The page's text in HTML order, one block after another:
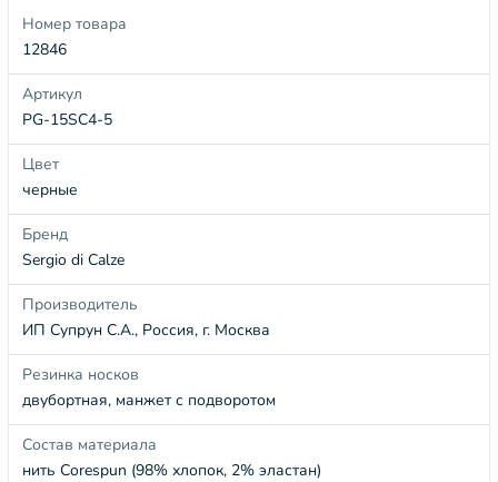
Номер товара
12846
Артикул
PG-15SC4-5
Цвет
черные
Бренд
Sergio di Calze
Производитель
ИП Супрун С.А., Россия, г. Москва
Резинка носков
двубортная, манжет с подворотом
Состав материала
нить Corespun (98% хлопок, 2% эластан)